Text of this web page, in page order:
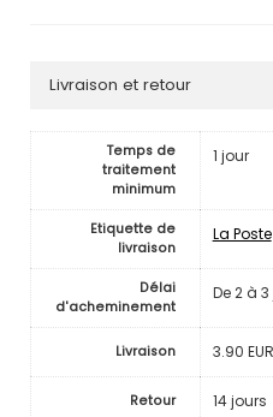
Livraison et retour
Temps de
traitement
minimum
1 jour
Etiquette de
livraison
La Poste
Délai
d'acheminement
De 2 à
Livraison 3.90 EUR
Retour 14 jours